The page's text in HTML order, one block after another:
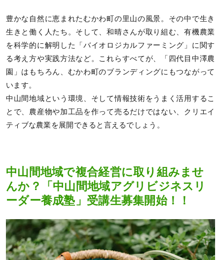
豊かな自然に恵まれたむかわ町の里山の風景。その中で生き
生きと働く人たち。そして、和晴さんが取り組む、有機農業
を科学的に解明した「バイオロジカルファーミング」に関す
る考え方や実践方法など。これらすべてが、「四代目中澤農
園」はもちろん、むかわ町のブランディングにもつながって
います。
中山間地域という環境、そして情報技術をうまく活用するこ
とで、農産物や加工品を作って売るだけではない、クリエイ
ティブな農業を展開できると言えるでしょう。
中山間地域で複合経営に取り組みませ
んか？「中山間地域アグリビジネスリ
ーダー養成塾」受講生募集開始！！